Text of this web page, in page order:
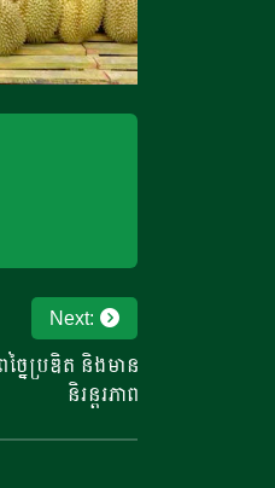
Next:
នៃប្រឌិត និងមាន
និរន្តរភាព